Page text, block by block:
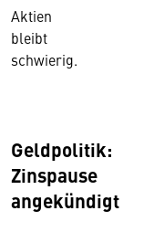
Aktien
bleibt
schwierig.
Geldpolitik:
Zinspause
angekündigt